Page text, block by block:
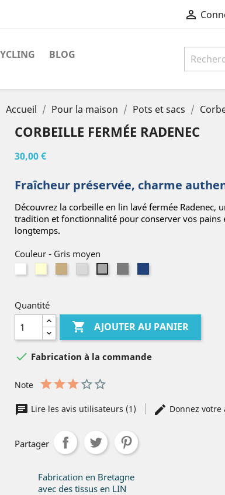

BLOG
Accueil Pour la maison Pots et sacs
CORBEILLE FERMÉE RADENEC
30,00 €
Fraîcheur préservée, charme
Découvrez la corbeille en lin lavé fermée Radenec,
tradition et fonctionnalité pour conserver vos pains
longtemps.
Couleur - Gris moyen
Quantité
 AJOUTER AU PANIER
 Fabrication à la commande
Note
Lire les avis utilisateurs (1) Donnez votre
Partager
Fabrication en Bretagne
avec des tissus en LIN